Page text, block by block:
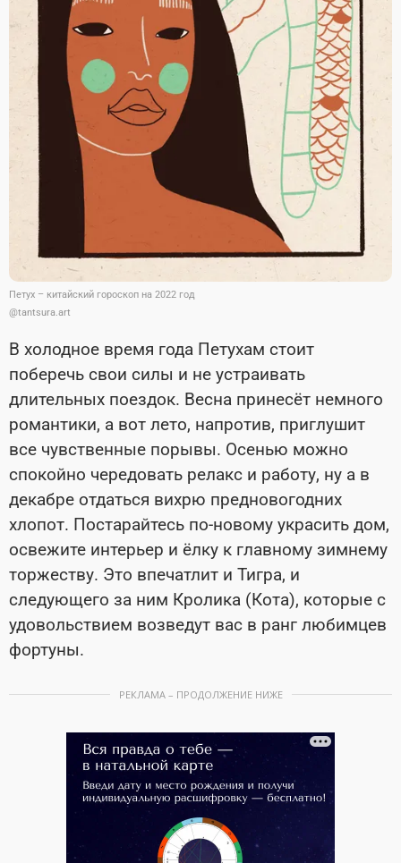
Петух – китайский гороскоп на 2022 год
@tantsura.art
В холодное время года Петухам стоит
поберечь свои силы и не устраивать
длительных поездок. Весна принесёт немного
романтики, а вот лето, напротив, приглушит
все чувственные порывы. Осенью можно
спокойно чередовать релакс и работу, ну а в
декабре отдаться вихрю предновогодних
хлопот. Постарайтесь по-новому украсить дом,
освежите интерьер и ёлку к главному зимнему
торжеству. Это впечатлит и Тигра, и
следующего за ним Кролика (Кота), которые с
удовольствием возведут вас в ранг любимцев
фортуны.
РЕКЛАМА – ПРОДОЛЖЕНИЕ НИЖЕ